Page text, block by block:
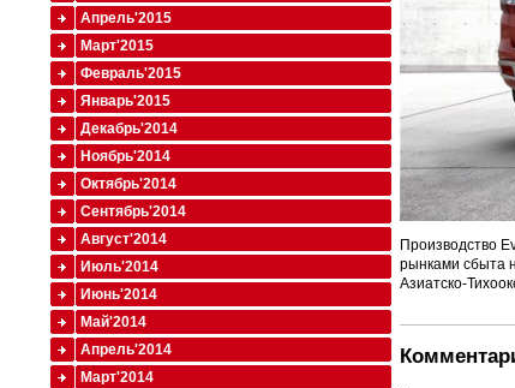
Производство
рынками сбыта
Азиатско-
Апрель'2015
Март'2015
Февраль'2015
Январь'2015
Декабрь'2014
Ноябрь'2014
Октябрь'2014
Сентябрь'2014
Август'2014
Июль'2014
Июнь'2014
Май'2014
Апрель'2014
Март'2014